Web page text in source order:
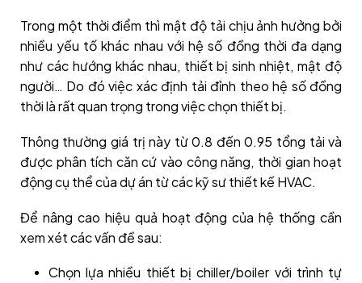
Trong một thời điểm thì mật độ tải chịu ảnh hưởng bởi
nhiều yếu tố khác nhau với hệ số đồng thời đa dạng
như các hướng khác nhau, thiết bị sinh nhiệt, mật độ
người… Do đó việc xác định tải đỉnh theo hệ số đồng
thời là rất quan trọng trong việc chọn thiết bị.
Thông thường giá trị này từ 0.8 đến 0.95 tổng tải và
được phân tích căn cứ vào công năng, thời gian hoạt
động cụ thể của dự án từ các kỹ sư thiết kế HVAC.
Để nâng cao hiệu quả hoạt động của hệ thống cần
xem xét các vấn đề sau:
Chọn lựa nhiều thiết bị chiller/boiler với trình tự